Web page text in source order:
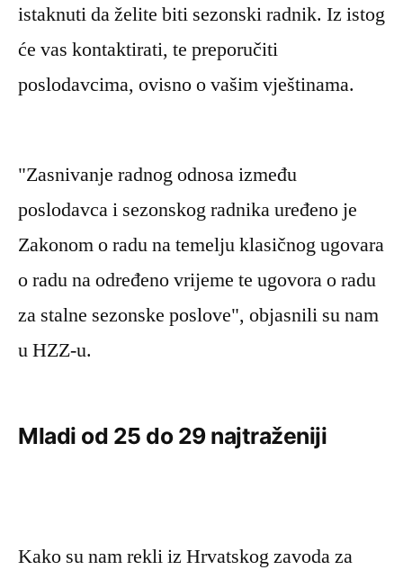
istaknuti da želite biti sezonski radnik. Iz istog
će vas kontaktirati, te preporučiti
poslodavcima, ovisno o vašim vještinama.
"Zasnivanje radnog odnosa između
poslodavca i sezonskog radnika uređeno je
Zakonom o radu na temelju klasičnog ugovara
o radu na određeno vrijeme te ugovora o radu
za stalne sezonske poslove", objasnili su nam
u HZZ-u.
Mladi od 25 do 29 najtraženiji
Kako su nam rekli iz Hrvatskog zavoda za